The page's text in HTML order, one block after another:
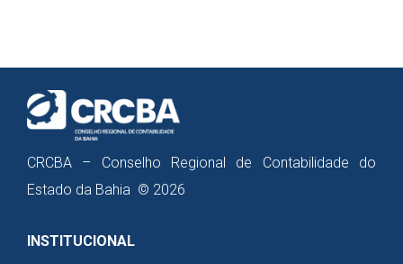
CRCBA – Conselho Regional de Contabilidade do
Estado da Bahia © 2026
INSTITUCIONAL